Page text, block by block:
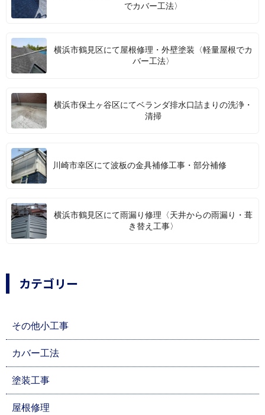
でカバー工法〉
横浜市鶴見区にて屋根修理・外壁塗装〈軽量屋根でカ
バー工法〉
横浜市保土ヶ谷区にてベランダ排水口詰まりの洗浄・
清掃
川崎市幸区にて波板の金具補修工事・部分補修
横浜市鶴見区にて雨漏り修理〈天井からの雨漏り・葺
き替え工事〉
カテゴリー
その他小工事
カバー工法
塗装工事
屋根修理